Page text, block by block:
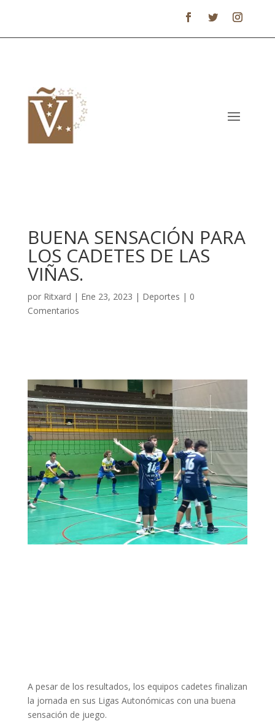
BUENA SENSACIÓN PARA
LOS CADETES DE LAS
VIÑAS.
por Ritxard | Ene 23, 2023 | Deportes | 0
Comentarios
A pesar de los resultados, los equipos cadetes finalizan
la jornada en sus Ligas Autonómicas con una buena
sensación de juego.